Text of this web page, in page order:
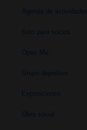
Agenda de actividades
Solo para socios
Open Mic
Grupo deportivo
Exposiciones
Obra social